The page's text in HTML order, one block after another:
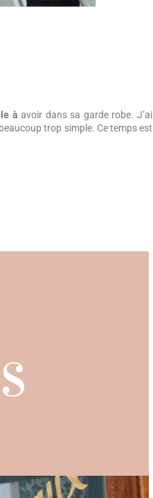
à avoir dans sa garde robe. J’ai
trop simple. Ce temps est